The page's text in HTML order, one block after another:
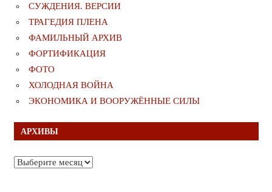
СУЖДЕНИЯ. ВЕРСИИ
ТРАГЕДИЯ ПЛЕНА
ФАМИЛЬНЫЙ АРХИВ
ФОРТИФИКАЦИЯ
ФОТО
ХОЛОДНАЯ ВОЙНА
ЭКОНОМИКА И ВООРУЖЁННЫЕ СИЛЫ
АРХИВЫ
Архивы